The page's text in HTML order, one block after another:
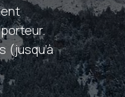
(jusqu’à